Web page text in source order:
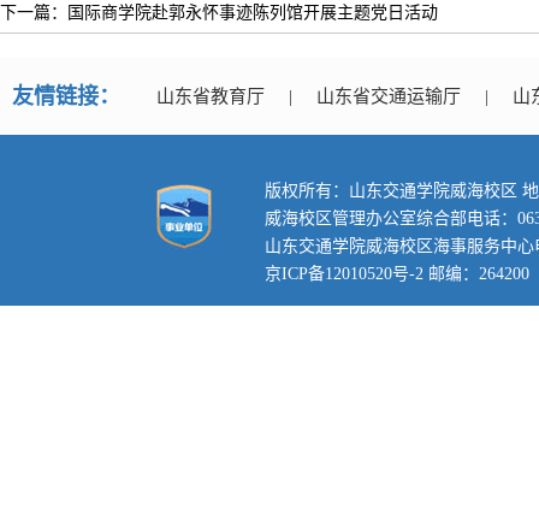
下一篇：国际商学院赴郭永怀事迹陈列馆开展主题党日活动
友情链接： 山东省教育厅 | 山东省交通运输厅 | 山
版权所有：山东交通学院威海校区
威海校区管理办公室综合部电话：
山东交通学院威海校区海事服务中心
京ICP备12010520号-2 邮编：264200